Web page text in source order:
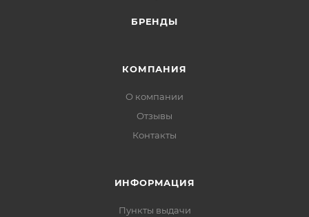
БРЕНДЫ
КОМПАНИЯ
О компании
Отзывы
Контакты
ИНФОРМАЦИЯ
Пункты выдачи